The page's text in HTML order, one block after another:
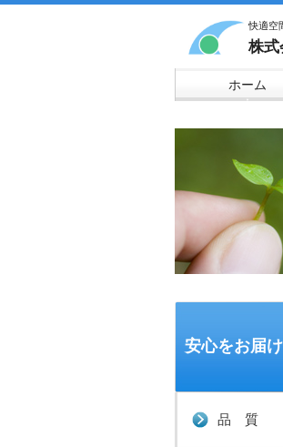
快適空
株式
ホーム
▼
安心をお届
品 質